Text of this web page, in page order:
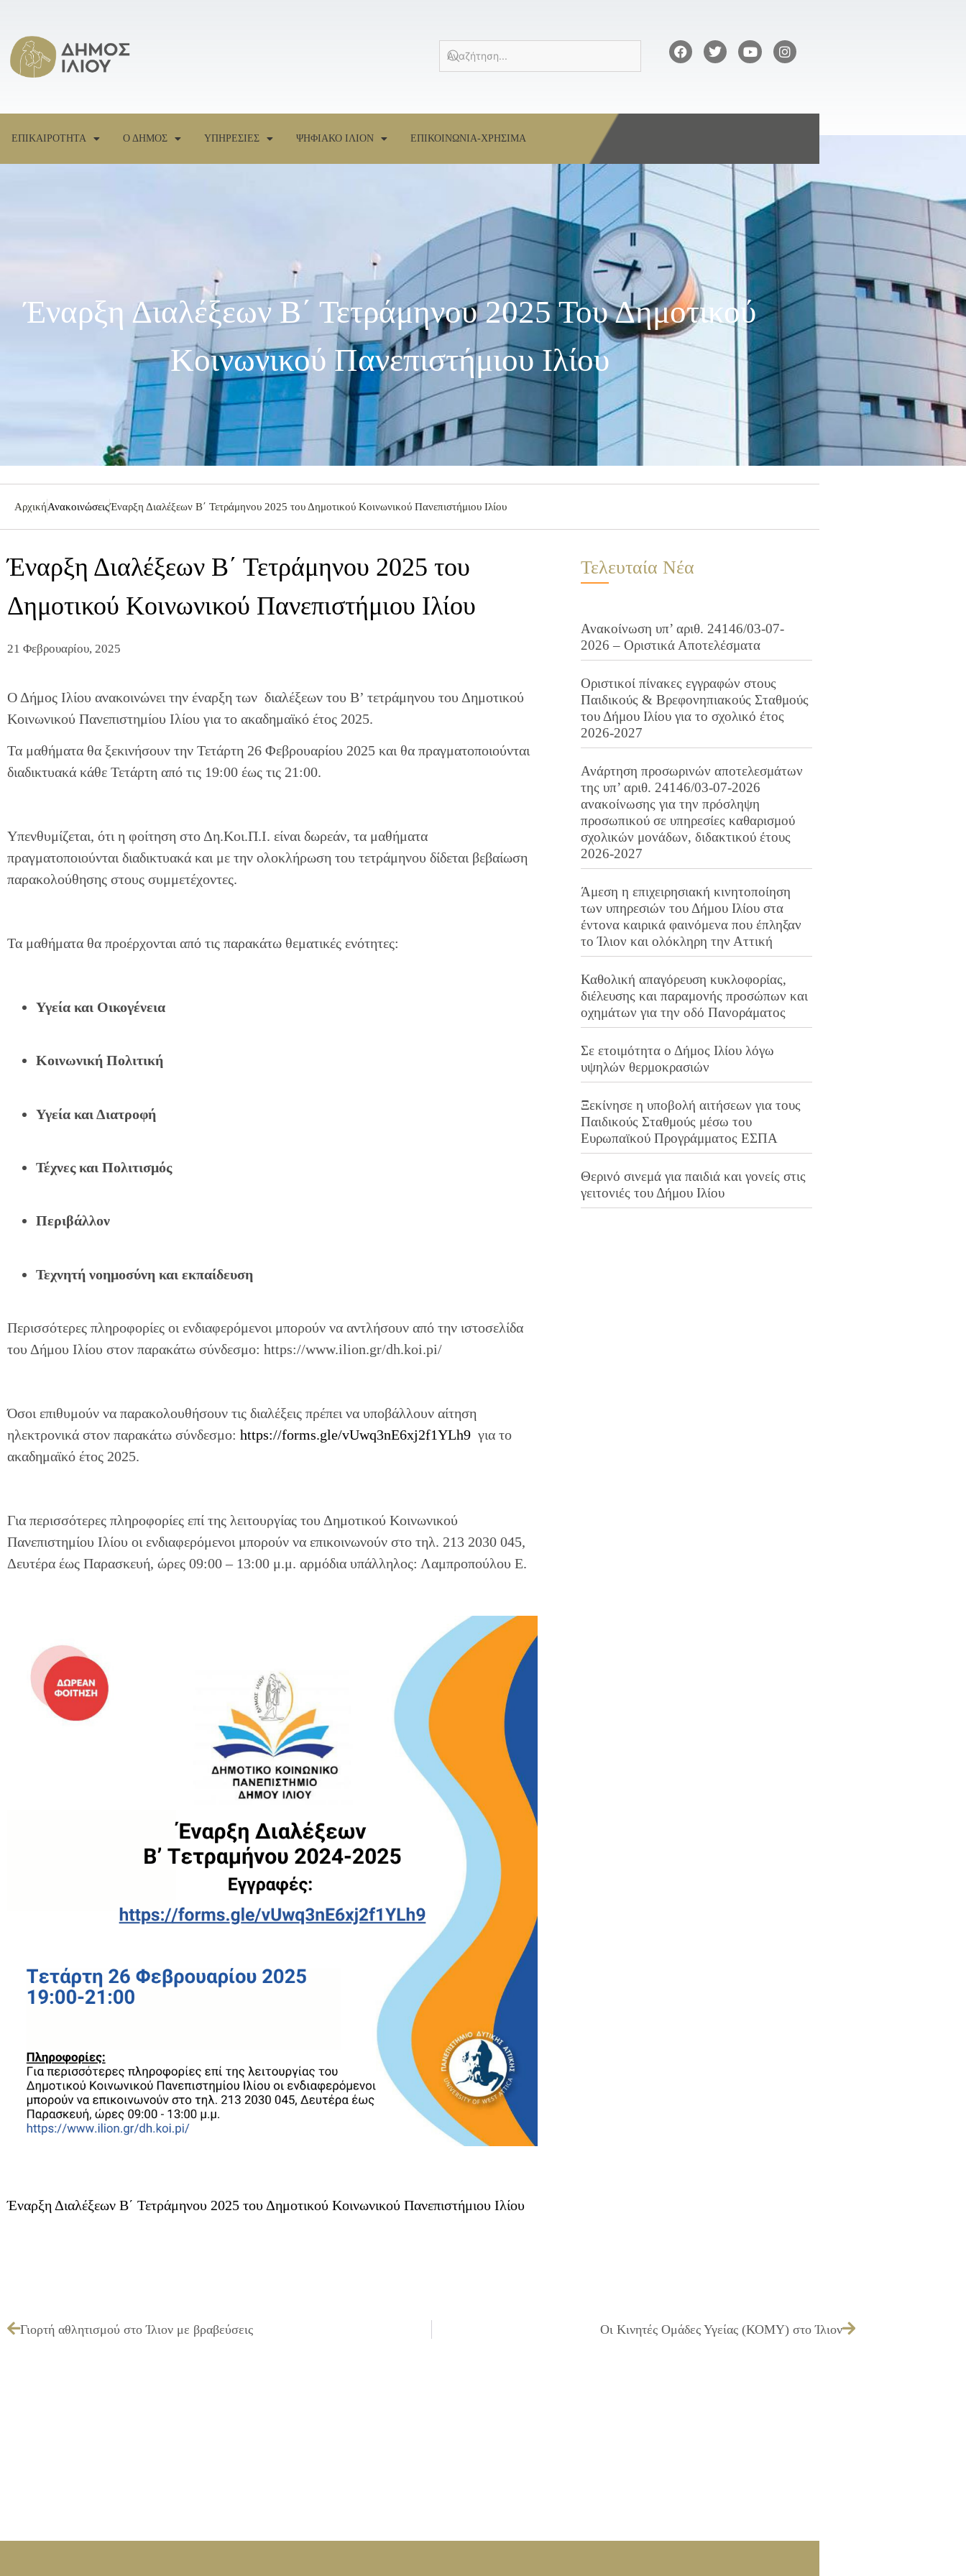
ΕΠΙΚΑΙΡΟΤΗΤΑ Ο ΔΗΜΟΣ ΥΠΗΡΕΣΙΕΣ ΨΗΦΙΑΚΟ ΙΛΙΟΝ ΕΠΙΚΟΙΝΩΝΙΑ-ΧΡΗΣΙΜΑ
Έναρξη Διαλέξεων B΄ Τετράμηνου 2025 Του Δημοτικού
Κοινωνικού Πανεπιστήμιου Ιλίου
ΑρχικήΑνακοινώσειςΈναρξη Διαλέξεων B΄ Τετράμηνου 2025 του Δημοτικού Κοινωνικού Πανεπιστήμιου Ιλίου
Έναρξη Διαλέξεων B΄ Τετράμηνου 2025 του
Δημοτικού Κοινωνικού Πανεπιστήμιου Ιλίου
21 Φεβρουαρίου, 2025
Ο Δήμος Ιλίου ανακοινώνει την έναρξη των διαλέξεων του B’ τετράμηνου του Δημοτικού
Κοινωνικού Πανεπιστημίου Ιλίου για το ακαδημαϊκό έτος 2025.
Τα μαθήματα θα ξεκινήσουν την Τετάρτη 26 Φεβρουαρίου 2025 και θα πραγματοποιούνται
διαδικτυακά κάθε Τετάρτη από τις 19:00 έως τις 21:00.
Υπενθυμίζεται, ότι η φοίτηση στο Δη.Κοι.Π.Ι. είναι δωρεάν, τα μαθήματα
πραγματοποιούνται διαδικτυακά και με την ολοκλήρωση του τετράμηνου δίδεται βεβαίωση
παρακολούθησης στους συμμετέχοντες.
Τα μαθήματα θα προέρχονται από τις παρακάτω θεματικές ενότητες:
Υγεία και Οικογένεια
Κοινωνική Πολιτική
Υγεία και Διατροφή
Τέχνες και Πολιτισμός
Περιβάλλον
Τεχνητή νοημοσύνη και εκπαίδευση
Περισσότερες πληροφορίες οι ενδιαφερόμενοι μπορούν να αντλήσουν από την ιστοσελίδα
του Δήμου Ιλίου στον παρακάτω σύνδεσμο: https://www.ilion.gr/dh.koi.pi/
Όσοι επιθυμούν να παρακολουθήσουν τις διαλέξεις πρέπει να υποβάλλουν αίτηση
ηλεκτρονικά στον παρακάτω σύνδεσμο: https://forms.gle/vUwq3nE6xj2f1YLh9 για το
ακαδημαϊκό έτος 2025.
Για περισσότερες πληροφορίες επί της λειτουργίας του Δημοτικού Κοινωνικού
Πανεπιστημίου Ιλίου οι ενδιαφερόμενοι μπορούν να επικοινωνούν στο τηλ. 213 2030 045,
Δευτέρα έως Παρασκευή, ώρες 09:00 – 13:00 μ.μ. αρμόδια υπάλληλος: Λαμπροπούλου Ε.
Έναρξη Διαλέξεων B΄ Τετράμηνου 2025 του Δημοτικού Κοινωνικού Πανεπιστήμιου Ιλίου
Τελευταία Νέα
Ανακοίνωση υπ’ αριθ. 24146/03-07-
2026 – Οριστικά Αποτελέσματα
Οριστικοί πίνακες εγγραφών στους
Παιδικούς & Βρεφονηπιακούς Σταθμούς
του Δήμου Ιλίου για το σχολικό έτος
2026-2027
Ανάρτηση προσωρινών αποτελεσμάτων
της υπ’ αριθ. 24146/03-07-2026
ανακοίνωσης για την πρόσληψη
προσωπικού σε υπηρεσίες καθαρισμού
σχολικών μονάδων, διδακτικού έτους
2026-2027
Άμεση η επιχειρησιακή κινητοποίηση
των υπηρεσιών του Δήμου Ιλίου στα
έντονα καιρικά φαινόμενα που έπληξαν
το Ίλιον και ολόκληρη την Αττική
Καθολική απαγόρευση κυκλοφορίας,
διέλευσης και παραμονής προσώπων και
οχημάτων για την οδό Πανοράματος
Σε ετοιμότητα ο Δήμος Ιλίου λόγω
υψηλών θερμοκρασιών
Ξεκίνησε η υποβολή αιτήσεων για τους
Παιδικούς Σταθμούς μέσω του
Ευρωπαϊκού Προγράμματος ΕΣΠΑ
Θερινό σινεμά για παιδιά και γονείς στις
γειτονιές του Δήμου Ιλίου
Γιορτή αθλητισμού στο Ίλιον με βραβεύσεις Οι Κινητές Ομάδες Υγείας (ΚΟΜΥ) στο Ίλιον